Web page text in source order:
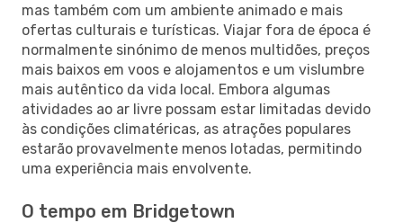
mas também com um ambiente animado e mais
ofertas culturais e turísticas. Viajar fora de época é
normalmente sinónimo de menos multidões, preços
mais baixos em voos e alojamentos e um vislumbre
mais autêntico da vida local. Embora algumas
atividades ao ar livre possam estar limitadas devido
às condições climatéricas, as atrações populares
estarão provavelmente menos lotadas, permitindo
uma experiência mais envolvente.
O tempo em Bridgetown